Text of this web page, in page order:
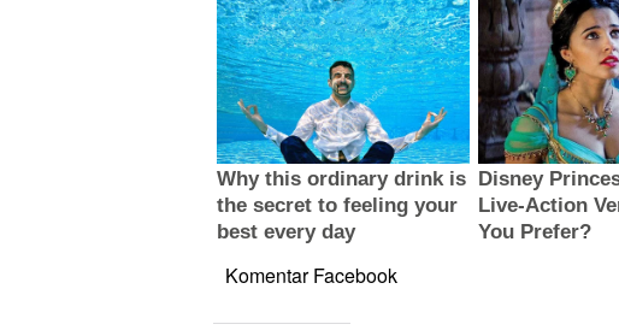
Komentar Facebook